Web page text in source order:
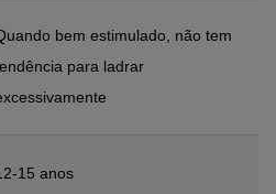
bem estimulado, não tem
para ladrar
15 anos